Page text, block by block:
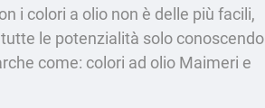
i colori a olio non è delle più facili,
le potenzialità solo conoscendo
come: colori ad olio Maimeri e